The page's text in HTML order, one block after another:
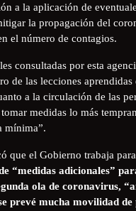
a la aplicación de
la propagación del
el número de contagios.
consultadas por esta
de las lecciones
a la circulación de las
medidas lo más
mínima”.
que el Gobierno trabaja para
“medidas adicionales”
ola de coronavirus,
prevé mucha movilidad de